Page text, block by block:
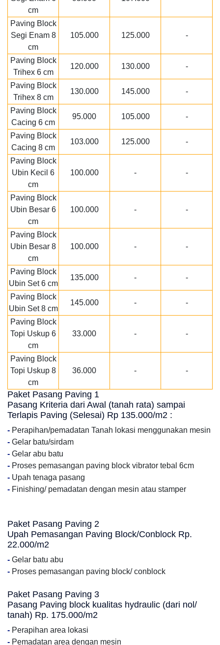
cm
Paving Block
Segi Enam 8
cm
105.000 125.000 -
Paving Block
Trihex 6 cm
120.000 130.000 -
Paving Block
Trihex 8 cm
130.000 145.000 -
Paving Block
Cacing 6 cm
95.000 105.000 -
Paving Block
Cacing 8 cm
103.000 125.000 -
Paving Block
Ubin Kecil 6
cm
100.000 - -
Paving Block
Ubin Besar 6
cm
100.000 - -
Paving Block
Ubin Besar 8
cm
100.000 - -
Paving Block
Ubin Set 6 cm
135.000 - -
Paving Block
Ubin Set 8 cm
145.000 - -
Paving Block
Topi Uskup 6
cm
33.000 - -
Paving Block
Topi Uskup 8
cm
36.000 - -
Paket Pasang Paving 1
Pasang Kriteria dari Awal (tanah rata) sampai
Terlapis Paving (Selesai) Rp 135.000/m2 :
- Perapihan/pemadatan Tanah lokasi menggunakan mesin
- Gelar batu/sirdam
- Gelar abu batu
- Proses pemasangan paving block vibrator tebal 6cm
- Upah tenaga pasang
- Finishing/ pemadatan dengan mesin atau stamper
Paket Pasang Paving 2
Upah Pemasangan Paving Block/Conblock Rp.
22.000/m2
- Gelar batu abu
- Proses pemasangan paving block/ conblock
Paket Pasang Paving 3
Pasang Paving block kualitas hydraulic (dari nol/
tanah) Rp. 175.000/m2
- Perapihan area lokasi
- Pemadatan area dengan mesin